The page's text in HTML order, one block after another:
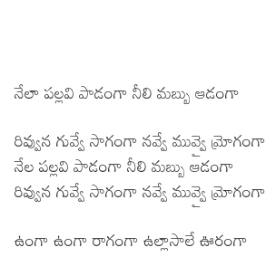
నేలా పల్లవి పాడంగా నీలి మబ్బు ఆడంగా
రివ్వున గువ్వే సాగంగా నవ్వే మువ్వై మ్రోగంగా
నేల పల్లవి పాడంగా నీలి మబ్బు ఆడంగా
రివ్వున గువ్వే సాగంగా నవ్వే మువ్వై మ్రోగంగా
ఉంగా ఉంగా రాగంగా ఉల్లాసాలే ఊరంగా